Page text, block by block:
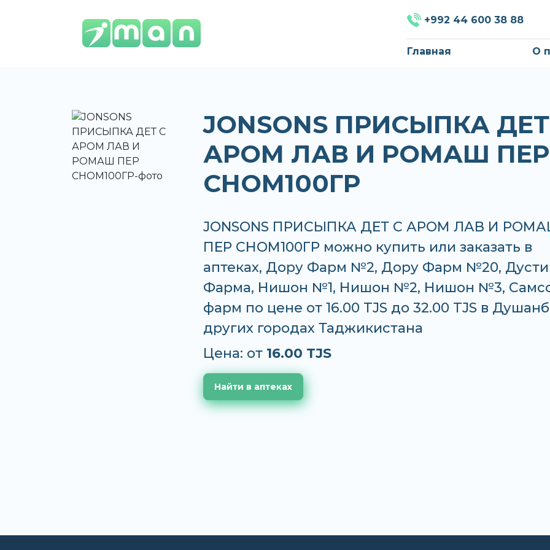
+992 44 600 38 88
Главная О
JONSONS ПРИСЫПКА
АРОМ ЛАВ И РОМАШ ПЕР
СНОМ100ГР
JONSONS ПРИСЫПКА ДЕТ С АРОМ ЛАВ И
ПЕР СНОМ100ГР можно купить или заказать в
аптеках, Дору Фарм №2, Дору Фарм №20, Дусти
Фарма, Нишон №1, Нишон №2, Нишон №3,
фарм по цене от 16.00 TJS до 32.00 TJS в
других городах Таджикистана
Цена: от 16.00 TJS
Найти в аптеках